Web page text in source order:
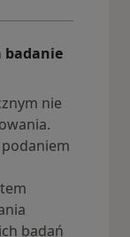
badanie
nie
badań